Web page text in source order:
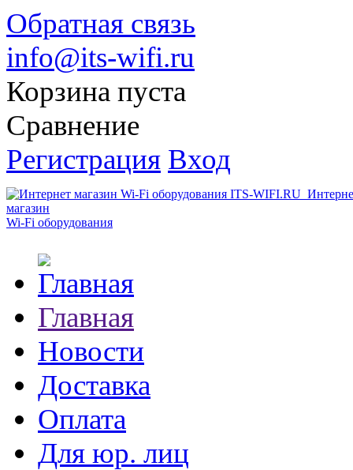
Обратная связь
info@its-wifi.ru
Корзина пуста
Сравнение
Регистрация Вход
магазин
Wi-Fi оборудования
Главная
Новости
Доставка
Оплата
Для юр. лиц